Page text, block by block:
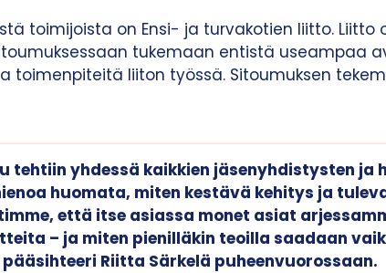
toimijoista on Ensi- ja turvakotien liitto.
tukemaan entistä useampaa
toimenpiteitä liiton työssä. Sitoumuksen
tehtiin yhdessä kaikkien jäsenyhdistysten ja
huomata, miten kestävä kehitys ja
että itse asiassa monet asiat
– ja miten pienilläkin teoilla saadaan
pääsihteeri Riitta Särkelä puheenvuorossaan.